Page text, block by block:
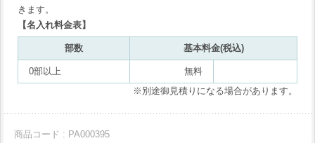
きます。
【名入れ料金表】
部数 基本料金(税込)
0部以上
無料
※別途御見積りになる場合があります。
商品コード : PA000395